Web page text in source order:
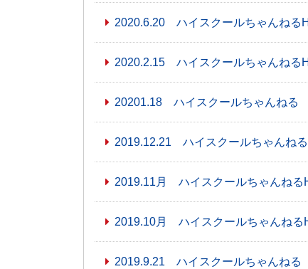
2020.6.20 ハイスクールちゃんねる
2020.2.15 ハイスクールちゃんねる
20201.18 ハイスクールちゃんねる
2019.12.21 ハイスクールちゃんねる
2019.11月 ハイスクールちゃんねる
2019.10月 ハイスクールちゃんねる
2019.9.21 ハイスクールちゃんねる